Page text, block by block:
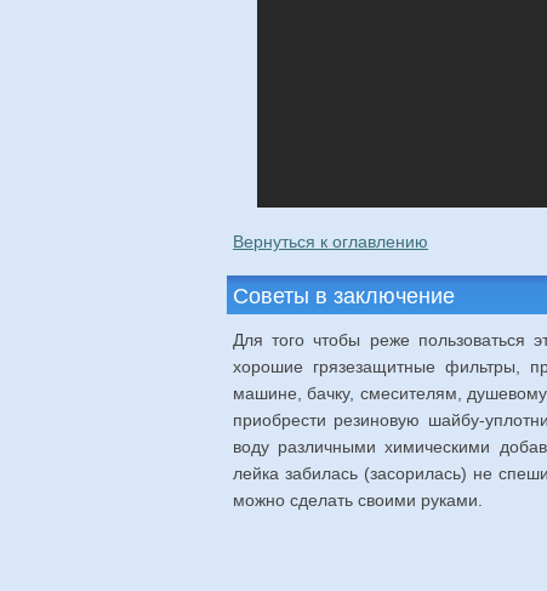
Вернуться к оглавлению
Советы в заключение
Для того чтобы реже пользоваться
хорошие грязезащитные фильтры,
машине, бачку, смесителям,
приобрести резиновую шайбу-
воду различными химическими
лейка забилась (засорилась) не
можно сделать своими руками.